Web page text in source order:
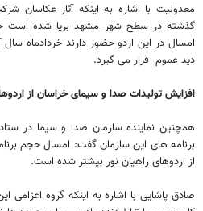
معدولیت با اشاره به اینکه آثار عکاسان
گذشته در سطح شهر مشهد برپا شده است
امسال در این اردو حضور دارند خردادماه
دید عموم قرار می گیرد.
افزایش تولیدات صدا و سیمای خراسان از
همچنین نماینده سازمان صدا و سیما در
برنامه های این سازمان گفت: امسال حجم
از اردوهای راهیان نور بیشتر شده است.
صادق پاشایی با اشاره به اینکه گروه اعزامی